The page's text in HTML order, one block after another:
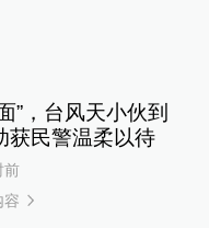
”，台风天小伙到
获民警温柔以待
前
容